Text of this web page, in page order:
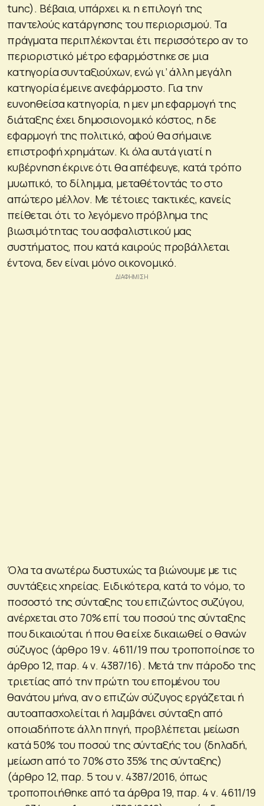
tunc). Βέβαια, υπάρχει κι η επιλογή της
παντελούς κατάργησης του περιορισμού. Τα
πράγματα περιπλέκονται έτι περισσότερο αν το
περιοριστικό μέτρο εφαρμόστηκε σε μια
κατηγορία συνταξιούχων, ενώ γι’ άλλη μεγάλη
κατηγορία έμεινε ανεφάρμοστο. Για την
ευνοηθείσα κατηγορία, η μεν μη εφαρμογή της
διάταξης έχει δημοσιονομικό κόστος, η δε
εφαρμογή της πολιτικό, αφού θα σήμαινε
επιστροφή χρημάτων. Κι όλα αυτά γιατί η
κυβέρνηση έκρινε ότι θα απέφευγε, κατά τρόπο
μυωπικό, το δίλημμα, μεταθέτοντάς το στο
απώτερο μέλλον. Με τέτοιες τακτικές, κανείς
πείθεται ότι το λεγόμενο πρόβλημα της
βιωσιμότητας του ασφαλιστικού μας
συστήματος, που κατά καιρούς προβάλλεται
έντονα, δεν είναι μόνο οικονομικό.
Όλα τα ανωτέρω δυστυχώς τα βιώνουμε με τις
συντάξεις χηρείας. Ειδικότερα, κατά το νόμο, το
ποσοστό της σύνταξης του επιζώντος συζύγου,
ανέρχεται στο 70% επί του ποσού της σύνταξης
που δικαιούται ή που θα είχε δικαιωθεί ο θανών
σύζυγος (άρθρο 19 ν. 4611/19 που τροποποίησε το
άρθρο 12, παρ. 4 ν. 4387/16). Μετά την πάροδο της
τριετίας από την πρώτη του επομένου του
θανάτου μήνα, αν ο επιζών σύζυγος εργάζεται ή
αυτοαπασχολείται ή λαμβάνει σύνταξη από
οποιαδήποτε άλλη πηγή, προβλέπεται μείωση
κατά 50% του ποσού της σύνταξής του (δηλαδή,
μείωση από το 70% στο 35% της σύνταξης)
(άρθρο 12, παρ. 5 του ν. 4387/2016, όπως
τροποποιήθηκε από τα άρθρα 19, παρ. 4 ν. 4611/19